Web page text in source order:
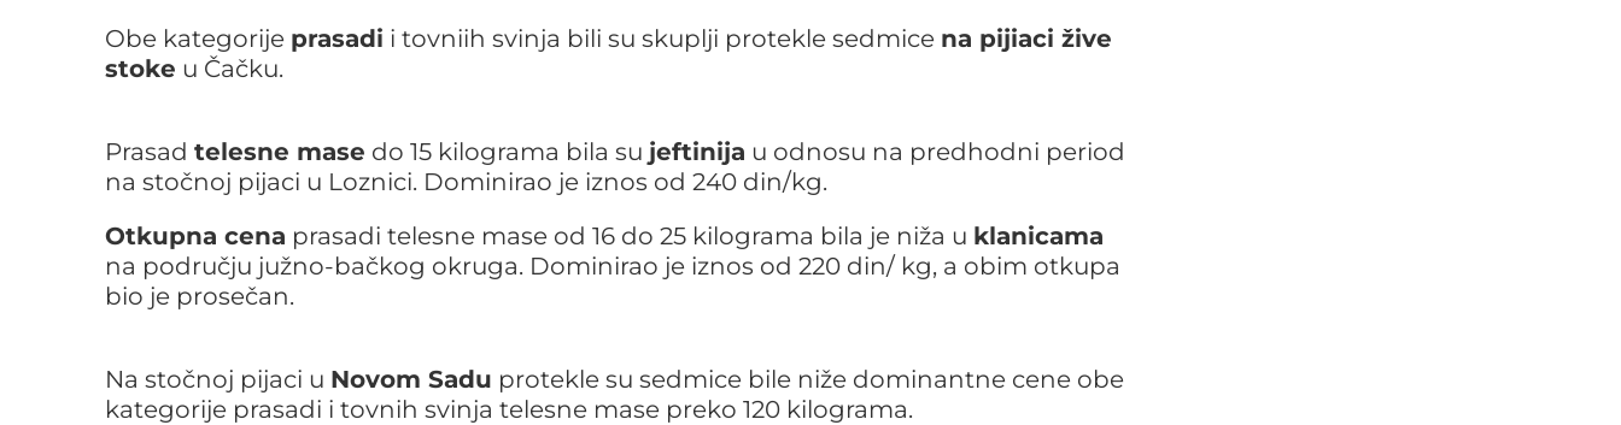
Obe kategorije prasadi i tovniih svinja bili su skuplji protekle sedmice na pijiaci žive
stoke u Čačku.
Prasad telesne mase do 15 kilograma bila su jeftinija u odnosu na predhodni period
na stočnoj pijaci u Loznici. Dominirao je iznos od 240 din/kg.
Otkupna cena prasadi telesne mase od 16 do 25 kilograma bila je niža u klanicama
na području južno-bačkog okruga. Dominirao je iznos od 220 din/ kg, a obim otkupa
bio je prosečan.
Na stočnoj pijaci u Novom Sadu protekle su sedmice bile niže dominantne cene obe
kategorije prasadi i tovnih svinja telesne mase preko 120 kilograma.